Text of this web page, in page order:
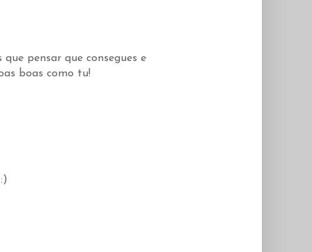
pensar que consegues e
boas como tu!